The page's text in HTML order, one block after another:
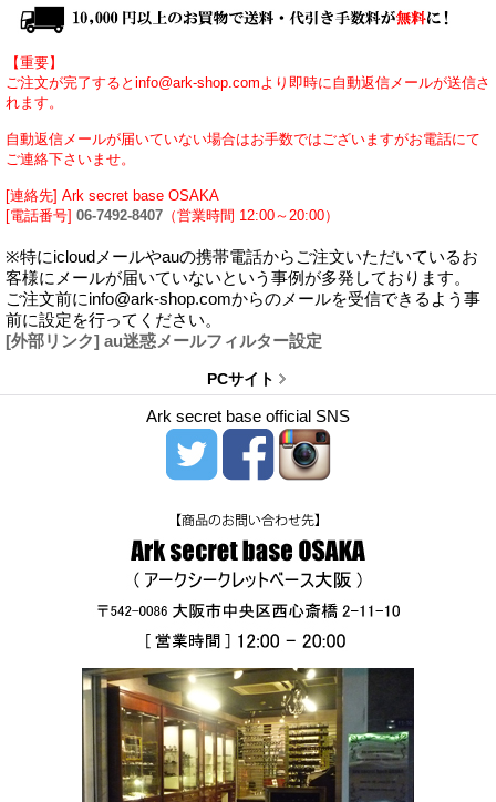
【重要】
ご注文が完了するとinfo@ark-shop.comより即時に自動返信メールが送信さ
れます。
自動返信メールが届いていない場合はお手数ではございますがお電話にて
ご連絡下さいませ。
[連絡先] Ark secret base OSAKA
[電話番号] 06-7492-8407 （営業時間 12:00～20:00）
※特にicloudメールやauの携帯電話からご注文いただいているお
客様にメールが届いていないという事例が多発しております。
ご注文前にinfo@ark-shop.comからのメールを受信できるよう事
前に設定を行ってください。
[外部リンク] au迷惑メールフィルター設定
PCサイト
Ark secret base official SNS